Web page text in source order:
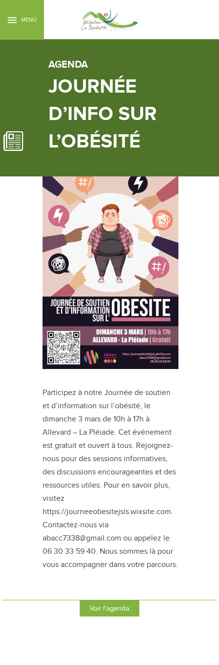
MENU
AGENDA
JOURNÉE
D’INFO SUR
L’OBÉSITÉ
Participez à notre Journée de soutien
et d’information sur l’obésité, le
dimanche 3 mars de 10h à 17h à
Allevard – La Pléiade. Cet événement
est gratuit et ouvert à tous. Rejoignez-
nous pour des sessions informatives,
des discussions encourageantes et des
ressources utiles. Pour en savoir plus,
visitez
https://journeeobesitejsis.wixsite.com.
Contactez-nous via
abacc7338@gmail.com ou appelez le
06 30 33 59 40. Nous sommes là pour
vous accompagner dans votre parcours.
Voir l'agenda